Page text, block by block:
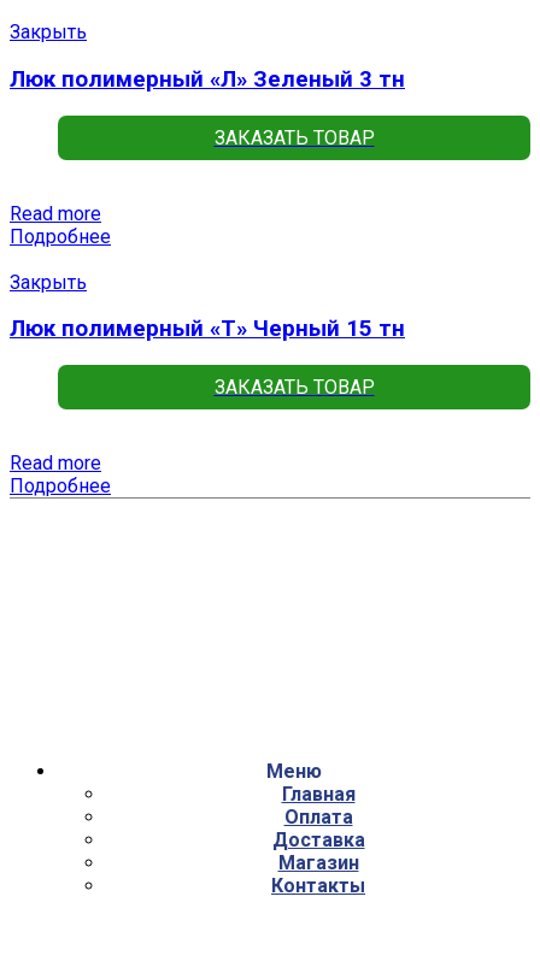
Закрыть
Люк полимерный «Л» Зеленый 3 тн
ЗАКАЗАТЬ ТОВАР
Read more
Подробнее
Закрыть
Люк полимерный «Т» Черный 15 тн
ЗАКАЗАТЬ ТОВАР
Read more
Подробнее
Меню
Главная
Оплата
Доставка
Магазин
Контакты